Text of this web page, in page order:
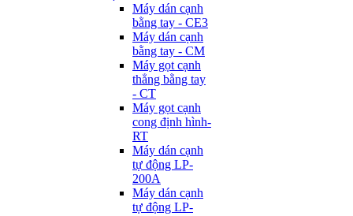
Máy dán cạnh
bằng tay - CE3
Máy dán cạnh
bằng tay - CM
Máy gọt cạnh
thẳng bằng tay
- CT
Máy gọt cạnh
cong định hình-
RT
Máy dán cạnh
tự động LP-
200A
Máy dán cạnh
tự động LP-